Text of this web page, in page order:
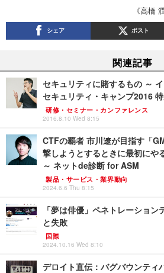
《高橋
シェア ポスト
関連記事
セキュリティに賭するもの ～
セキュリティ・キャンプ2016
研修・セミナー・カンファレンス
2016.8.10 Wed 8:15
CTFの覇者 市川遼が目指す「
撃しようとするときに最初にや
～ ネットde診断 for ASM
製品・サービス・業界動向
2024.6.6 Thu 8:15
「夢は俳優」ペネトレーショ
と失敗
国際
2024.10.16 Wed 8:10
デロイト直伝：バグバウンティ